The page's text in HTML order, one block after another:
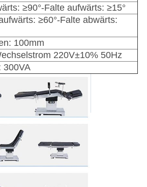
≥90°-Falte aufwärts: ≥15°
≥60°-Falte abwärts:
100mm
220V±10% 50Hz
300VA